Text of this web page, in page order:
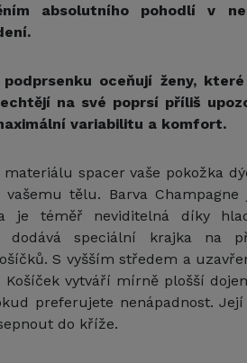
absolutního pohodlí v
oceňují ženy,
na své poprsí příliš
variabilitu a komfort.
spacer vaše pokožka
tělu. Barva
je téměř neviditelná díky
dodává speciální krajka na
S vyšším středem a
Košíček vytváří mírně plošší
preferujete nenápadnost.
do kříže.